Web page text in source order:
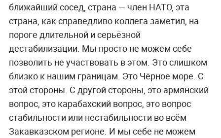
ближайший сосед, страна — член НАТО, эта
страна, как справедливо коллега заметил, на
пороге длительной и серьёзной
дестабилизации. Мы просто не можем себе
позволить не участвовать в этом. Это слишком
близко к нашим границам. Это Чёрное море. С
этой стороны. С другой стороны, это армянский
вопрос, это карабахский вопрос, это вопрос
стабильности или нестабильности во всём
Закавказском регионе. И мы себе не можем